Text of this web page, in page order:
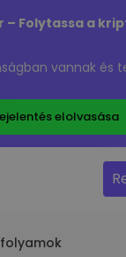
– Folytassa a
vannak és
elolvasása